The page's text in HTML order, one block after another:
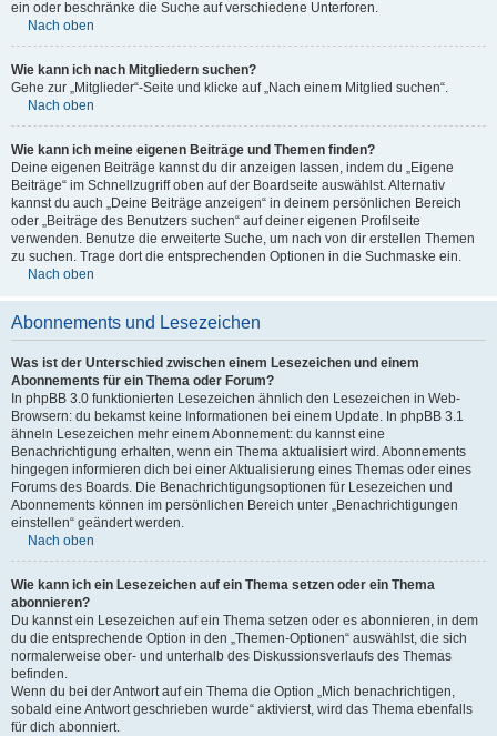
ein oder beschränke die Suche auf verschiedene Unterforen.
Nach oben
Wie kann ich nach Mitgliedern suchen?
Gehe zur „Mitglieder“-Seite und klicke auf „Nach einem Mitglied suchen“.
Nach oben
Wie kann ich meine eigenen Beiträge und Themen finden?
Deine eigenen Beiträge kannst du dir anzeigen lassen, indem du „Eigene
Beiträge“ im Schnellzugriff oben auf der Boardseite auswählst. Alternativ
kannst du auch „Deine Beiträge anzeigen“ in deinem persönlichen Bereich
oder „Beiträge des Benutzers suchen“ auf deiner eigenen Profilseite
verwenden. Benutze die erweiterte Suche, um nach von dir erstellen Themen
zu suchen. Trage dort die entsprechenden Optionen in die Suchmaske ein.
Nach oben
Abonnements und Lesezeichen
Was ist der Unterschied zwischen einem Lesezeichen und einem
Abonnements für ein Thema oder Forum?
In phpBB 3.0 funktionierten Lesezeichen ähnlich den Lesezeichen in Web-
Browsern: du bekamst keine Informationen bei einem Update. In phpBB 3.1
ähneln Lesezeichen mehr einem Abonnement: du kannst eine
Benachrichtigung erhalten, wenn ein Thema aktualisiert wird. Abonnements
hingegen informieren dich bei einer Aktualisierung eines Themas oder eines
Forums des Boards. Die Benachrichtigungsoptionen für Lesezeichen und
Abonnements können im persönlichen Bereich unter „Benachrichtigungen
einstellen“ geändert werden.
Nach oben
Wie kann ich ein Lesezeichen auf ein Thema setzen oder ein Thema
abonnieren?
Du kannst ein Lesezeichen auf ein Thema setzen oder es abonnieren, in dem
du die entsprechende Option in den „Themen-Optionen“ auswählst, die sich
normalerweise ober- und unterhalb des Diskussionsverlaufs des Themas
befinden.
Wenn du bei der Antwort auf ein Thema die Option „Mich benachrichtigen,
sobald eine Antwort geschrieben wurde“ aktivierst, wird das Thema ebenfalls
für dich abonniert.